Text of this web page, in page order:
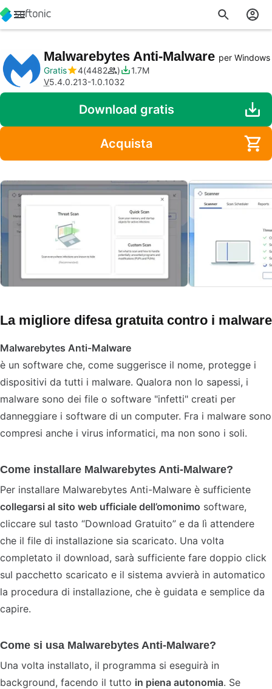
Malwarebytes Anti-Malware per Windows
Gratis
4 4482
1.7M
V5.4.0.213-1.0.1032
Download gratis
Acquista
La migliore difesa gratuita contro i malware
Malwarebytes Anti-Malware
è un software che, come suggerisce il nome, protegge i
dispositivi da tutti i malware. Qualora non lo sapessi, i
malware sono dei file o software "infetti" creati per
danneggiare i software di un computer. Fra i malware sono
compresi anche i virus informatici, ma non sono i soli.
Come installare Malwarebytes Anti-Malware?
Per installare Malwarebytes Anti-Malware è sufficiente
collegarsi al sito web ufficiale dell’omonimo software,
cliccare sul tasto “Download Gratuito” e da lì attendere
che il file di installazione sia scaricato. Una volta
completato il download, sarà sufficiente fare doppio click
sul pacchetto scaricato e il sistema avvierà in automatico
la procedura di installazione, che è guidata e semplice da
capire.
Come si usa Malwarebytes Anti-Malware?
Una volta installato, il programma si eseguirà in
background, facendo il tutto in piena autonomia. Se